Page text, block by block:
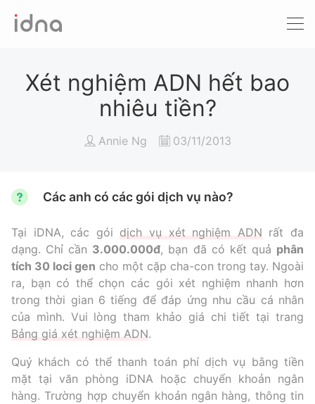
Xét nghiệm ADN
Tầm soát ung thư
Làm khai sinh
Xét nghiệm ADN hết bao
nhiêu tiền?
Annie Ng 03/11/2013
Các anh có các gói dịch vụ nào?
Tại iDNA, các gói dịch vụ xét nghiệm ADN rất đa
dạng. Chỉ cần 3.000.000đ, bạn đã có kết quả phân
tích 30 loci gen cho một cặp cha-con trong tay. Ngoài
ra, bạn có thể chọn các gói xét nghiệm nhanh hơn
trong thời gian 6 tiếng để đáp ứng nhu cầu cá nhân
của mình. Vui lòng tham khảo giá chi tiết tại trang
Bảng giá xét nghiệm ADN.
Quý khách có thể thanh toán phí dịch vụ bằng tiền
mặt tại văn phòng iDNA hoặc chuyển khoản ngân
hàng. Trường hợp chuyển khoản ngân hàng, thông tin